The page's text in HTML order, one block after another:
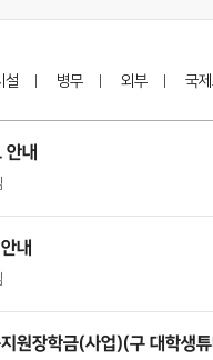
설 병무 외부 국
내
내
원장학금(사업)(구 대학생